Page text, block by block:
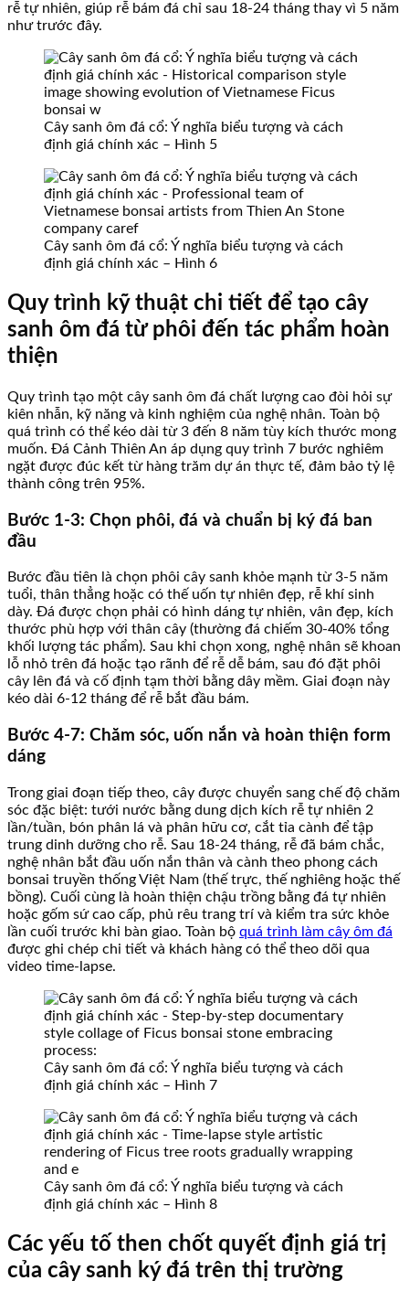
rễ tự nhiên, giúp rễ bám đá chỉ sau 18-24 tháng thay vì 5 năm
như trước đây.
Cây sanh ôm đá cổ: Ý nghĩa biểu tượng và cách
định giá chính xác – Hình 5
Cây sanh ôm đá cổ: Ý nghĩa biểu tượng và cách
định giá chính xác – Hình 6
Quy trình kỹ thuật chi tiết để tạo cây
sanh ôm đá từ phôi đến tác phẩm hoàn
thiện
Quy trình tạo một cây sanh ôm đá chất lượng cao đòi hỏi sự
kiên nhẫn, kỹ năng và kinh nghiệm của nghệ nhân. Toàn bộ
quá trình có thể kéo dài từ 3 đến 8 năm tùy kích thước mong
muốn. Đá Cảnh Thiên An áp dụng quy trình 7 bước nghiêm
ngặt được đúc kết từ hàng trăm dự án thực tế, đảm bảo tỷ lệ
thành công trên 95%.
Bước 1-3: Chọn phôi, đá và chuẩn bị ký đá ban
đầu
Bước đầu tiên là chọn phôi cây sanh khỏe mạnh từ 3-5 năm
tuổi, thân thẳng hoặc có thế uốn tự nhiên đẹp, rễ khí sinh
dày. Đá được chọn phải có hình dáng tự nhiên, vân đẹp, kích
thước phù hợp với thân cây (thường đá chiếm 30-40% tổng
khối lượng tác phẩm). Sau khi chọn xong, nghệ nhân sẽ khoan
lỗ nhỏ trên đá hoặc tạo rãnh để rễ dễ bám, sau đó đặt phôi
cây lên đá và cố định tạm thời bằng dây mềm. Giai đoạn này
kéo dài 6-12 tháng để rễ bắt đầu bám.
Bước 4-7: Chăm sóc, uốn nắn và hoàn thiện form
dáng
Trong giai đoạn tiếp theo, cây được chuyển sang chế độ chăm
sóc đặc biệt: tưới nước bằng dung dịch kích rễ tự nhiên 2
lần/tuần, bón phân lá và phân hữu cơ, cắt tỉa cành để tập
trung dinh dưỡng cho rễ. Sau 18-24 tháng, rễ đã bám chắc,
nghệ nhân bắt đầu uốn nắn thân và cành theo phong cách
bonsai truyền thống Việt Nam (thế trực, thế nghiêng hoặc thế
bồng). Cuối cùng là hoàn thiện chậu trồng bằng đá tự nhiên
hoặc gốm sứ cao cấp, phủ rêu trang trí và kiểm tra sức khỏe
lần cuối trước khi bàn giao. Toàn bộ quá trình làm cây ôm đá
được ghi chép chi tiết và khách hàng có thể theo dõi qua
video time-lapse.
Cây sanh ôm đá cổ: Ý nghĩa biểu tượng và cách
định giá chính xác – Hình 7
Cây sanh ôm đá cổ: Ý nghĩa biểu tượng và cách
định giá chính xác – Hình 8
Các yếu tố then chốt quyết định giá trị
của cây sanh ký đá trên thị trường